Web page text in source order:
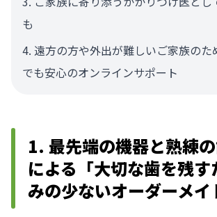
も
遠方の方や外出が難しいご家族のた
でも安心のオンラインサポート
1. 最先端の機器と熟練
による「大切な歯を残
みの少ないオーダーメ